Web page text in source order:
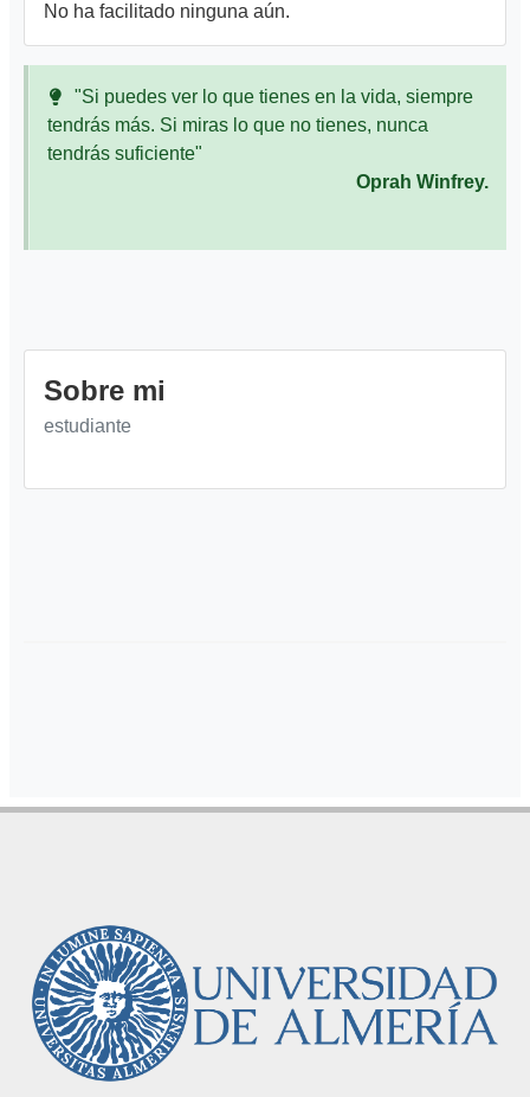
No ha facilitado ninguna aún.
"Si puedes ver lo que tienes en la vida, siempre
tendrás más. Si miras lo que no tienes, nunca
tendrás suficiente"
Oprah Winfrey.
Sobre mi
estudiante